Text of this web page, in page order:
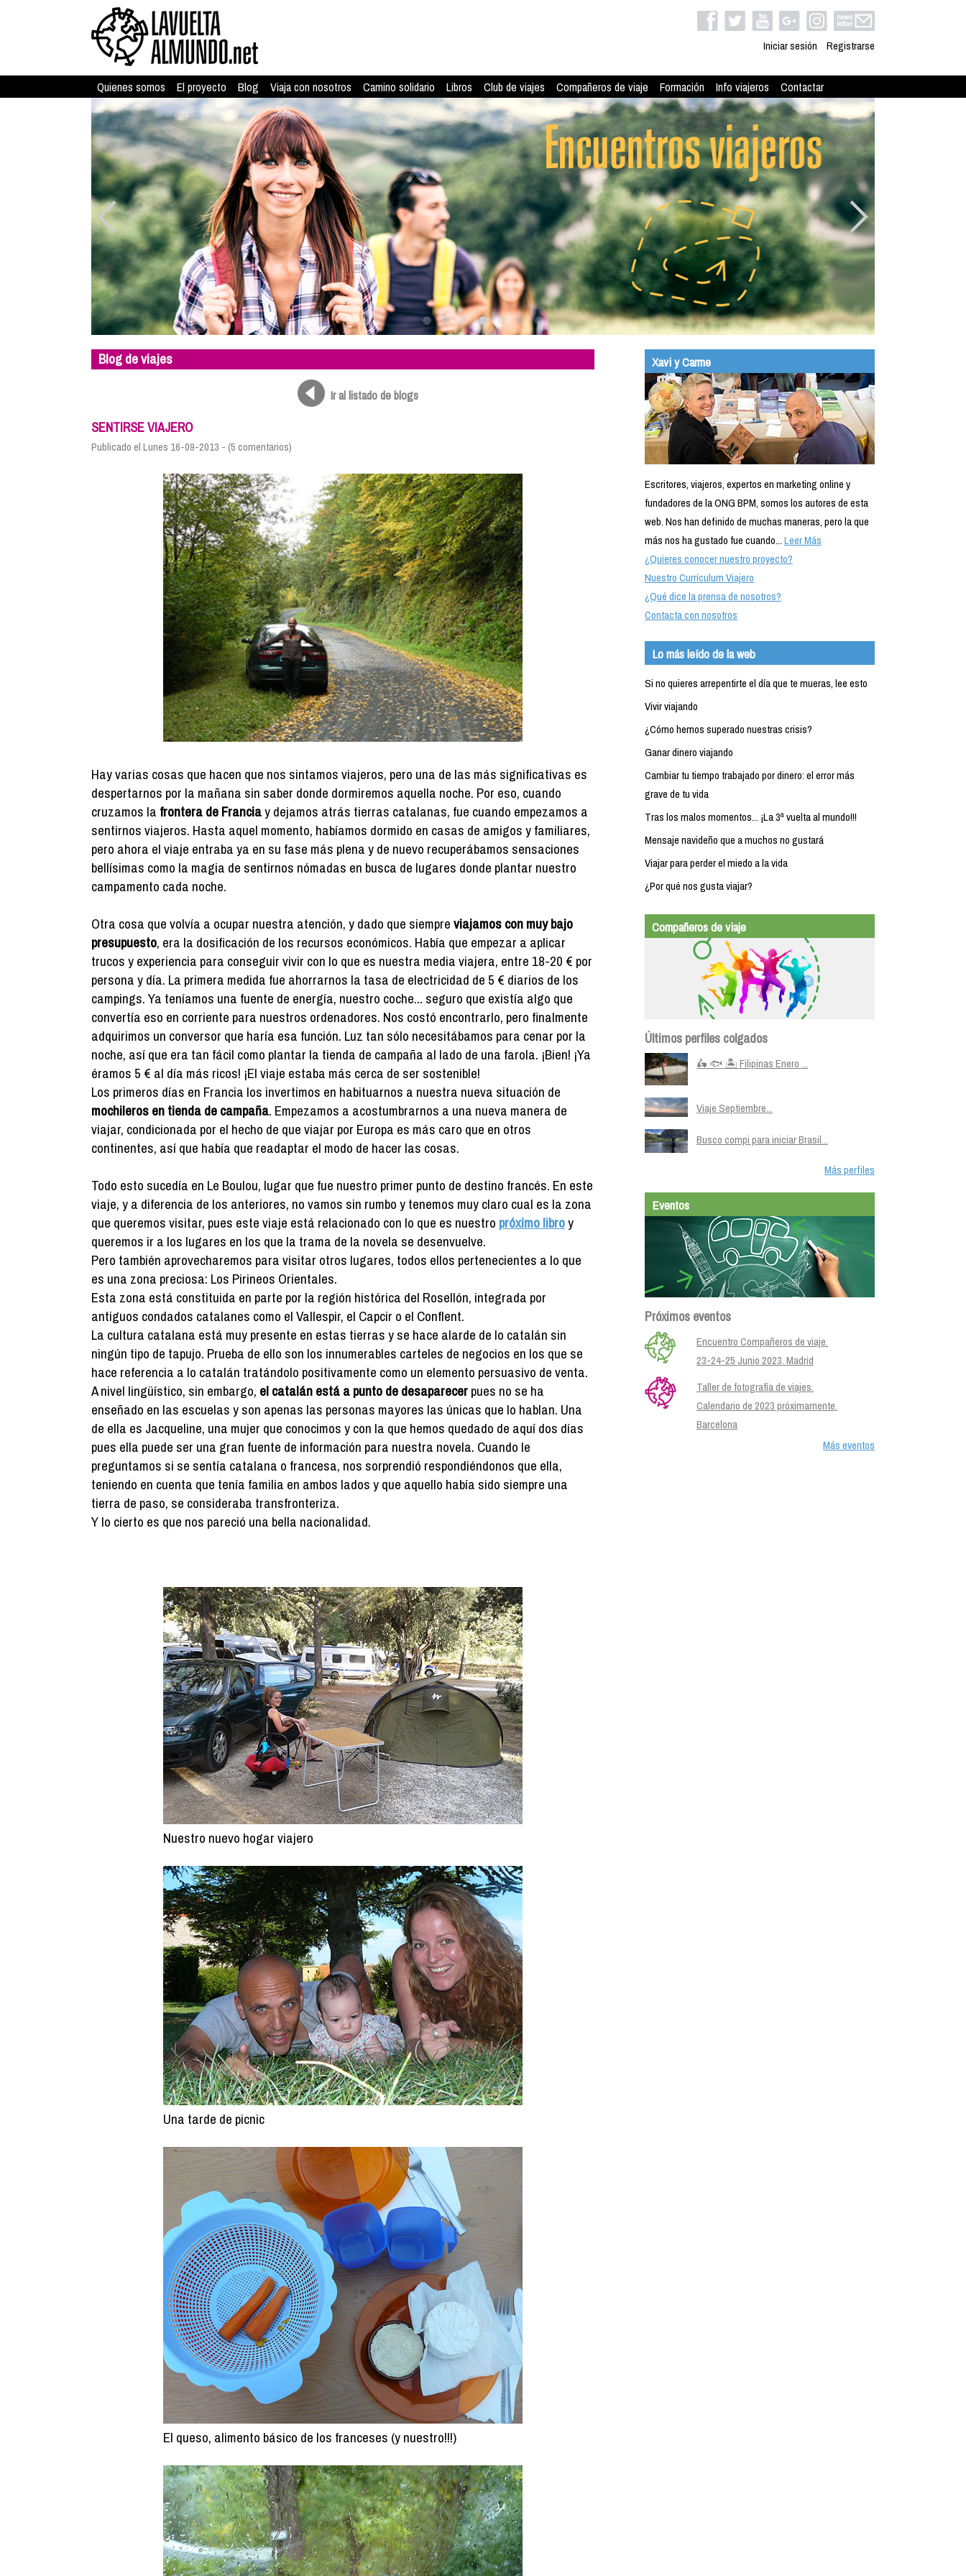
Iniciar sesión Registrarse
Quienes somos El proyecto Blog Viaja con nosotros Camino solidario Libros Club de viajes Compañeros de viaje Formación Info viajeros Contactar
Blog de viajes
Ir al listado de blogs
SENTIRSE VIAJERO
Publicado el Lunes 16-09-2013 - (5 comentarios)
Hay varias cosas que hacen que nos sintamos viajeros, pero una de las más significativas es
despertarnos por la mañana sin saber donde dormiremos aquella noche. Por eso, cuando
cruzamos la frontera de Franciay dejamos atrás tierras catalanas, fue cuando empezamos a
sentirnos viajeros. Hasta aquel momento, habíamos dormido en casas de amigos y familiares,
pero ahora el viaje entraba ya en su fase más plena y de nuevo recuperábamos sensaciones
bellísimas como la magia de sentirnos nómadas en busca de lugares donde plantar nuestro
campamento cada noche.
Otra cosa que volvía a ocupar nuestra atención, y dado que siempreviajamos con muy bajo
presupuesto, era la dosificación de los recursos económicos. Había que empezar a aplicar
trucos y experiencia para conseguir vivir con lo que es nuestra media viajera, entre 18-20 € por
persona y día. La primera medida fue ahorrarnos la tasa de electricidad de 5 € diarios de los
campings. Ya teníamos una fuente de energía, nuestro coche... seguro que existía algo que
convertía eso en corriente para nuestros ordenadores. Nos costó encontrarlo, pero finalmente
adquirimos un conversor que haría esa función. Luz tan sólo necesitábamos para cenar por la
noche, así que era tan fácil como plantar la tienda de campaña al lado de una farola. ¡Bien! ¡Ya
éramos 5 € al día más ricos! ¡El viaje estaba más cerca de ser sostenible!
Los primeros días en Francia los invertimos en habituarnos a nuestra nueva situación de
mochileros en tienda de campaña. Empezamos a acostumbrarnos a una nueva manera de
viajar, condicionada por el hecho de que viajar por Europa es más caro que en otros
continentes, así que había que readaptar el modo de hacer las cosas.
Todo esto sucedía en Le Boulou, lugar que fue nuestro primer punto de destino francés. En este
viaje, y a diferencia de los anteriores, no vamos sin rumbo y tenemos muy claro cual es la zona
que queremos visitar, pues este viaje está relacionado con lo que es nuestro próximo libroy
queremos ir a los lugares en los que la trama de la novela se desenvuelve.
Pero también aprovecharemos para visitar otros lugares, todos ellos pertenecientes a lo que
es una zona preciosa: Los Pirineos Orientales.
Esta zona está constituida en parte por la región histórica del Rosellón, integrada por
antiguos condados catalanes como el Vallespir, el Capcir o el Conflent.
La cultura catalana está muy presente en estas tierras y se hace alarde de lo catalán sin
ningún tipo de tapujo. Prueba de ello son los innumerables carteles de negocios en los que se
hace referencia a lo catalán tratándolo positivamente como un elemento persuasivo de venta.
A nivel lingüístico, sin embargo, el catalán está a punto de desaparecerpues no se ha
enseñado en las escuelas y son apenas las personas mayores las únicas que lo hablan. Una
de ella es Jacqueline, una mujer que conocimos y con la que hemos quedado de aquí dos días
pues ella puede ser una gran fuente de información para nuestra novela. Cuando le
preguntamos si se sentía catalana o francesa, nos sorprendió respondiéndonos que ella,
teniendo en cuenta que tenía familia en ambos lados y que aquello había sido siempre una
tierra de paso, se consideraba transfronteriza.
Y lo cierto es que nos pareció una bella nacionalidad.
Nuestro nuevo hogar viajero
Una tarde de picnic
El queso, alimento básico de los franceses (y nuestro!!!)
Xavi y Carme
Escritores, viajeros, expertos en marketing online y
fundadores de la ONG BPM, somos los autores de esta
web. Nos han definido de muchas maneras, pero la que
más nos ha gustado fue cuando...Leer Más
¿Quieres conocer nuestro proyecto?
Nuestro Currículum Viajero
¿Qué dice la prensa de nosotros?
Contacta con nosotros
Lo más leído de la web
Si no quieres arrepentirte el día que te mueras, lee esto
Vivir viajando
¿Cómo hemos superado nuestras crisis?
Ganar dinero viajando
Cambiar tu tiempo trabajado por dinero: el error más
grave de tu vida
Tras los malos momentos... ¡La 3ª vuelta al mundo!!!
Mensaje navideño que a muchos no gustará
Viajar para perder el miedo a la vida
¿Por qué nos gusta viajar?
Compañeros de viaje
Últimos perfiles colgados
🛵 🐟 🏝️ Filipinas Enero ...
Viaje Septiembre...
Busco compi para iniciar Brasil...
Más perfiles
Eventos
Próximos eventos
Encuentro Compañeros de viaje.
23-24-25 Junio 2023. Madrid
Taller de fotografía de viajes.
Calendario de 2023 próximamente.
Barcelona
Más eventos